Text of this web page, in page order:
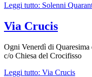
Leggi tutto: Solenni
Via Crucis
Ogni Venerdì di
c/o Chiesa del Crocifisso
Leggi tutto: Via Crucis